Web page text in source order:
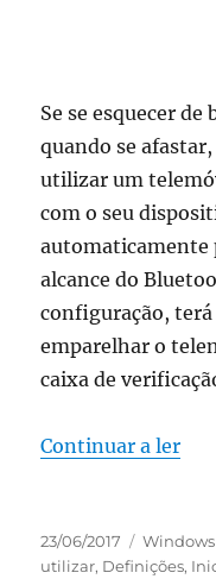
Se se esquecer de
quando se
utilizar um
com o seu
automaticamente
alcance do
configuração,
emparelhar o
caixa de
Continuar a ler
Publicado
em
23/06/2017 Windows
utilizar, Definições,